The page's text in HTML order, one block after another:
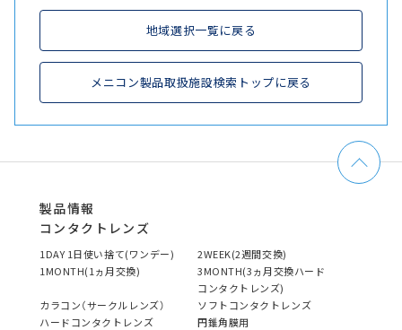
地域選択一覧に戻る
メニコン製品取扱施設検索トップに戻る
製品情報
コンタクトレンズ
1DAY 1日使い捨て(ワンデー)
2WEEK(2週間交換)
1MONTH(1ヵ月交換)
3MONTH(3ヵ月交換ハード
コンタクトレンズ)
カラコン（サークルレンズ）
ソフトコンタクトレンズ
ハードコンタクトレンズ
円錐角膜用